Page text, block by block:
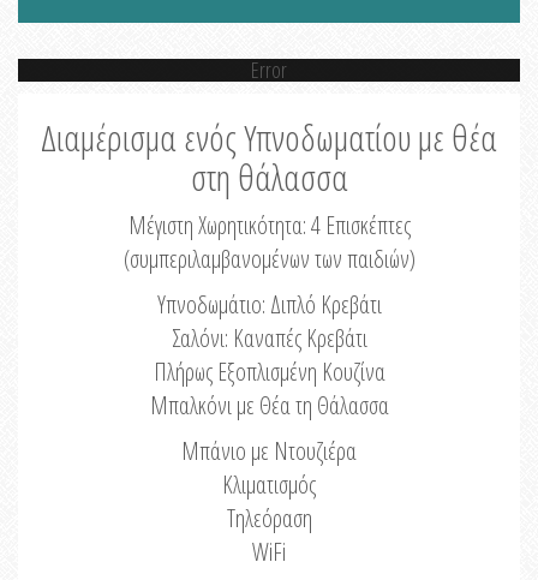
Error
Διαμέρισμα ενός Υπνοδωματίου με θέα
στη θάλασσα
Μέγιστη Χωρητικότητα: 4 Eπισκέπτες
(συμπεριλαμβανομένων των παιδιών)
Υπνοδωμάτιο: Διπλό Κρεβάτι
Σαλόνι: Καναπές Κρεβάτι
Πλήρως Εξοπλισμένη Κουζίνα
Μπαλκόνι με Θέα τη Θάλασσα
Μπάνιο με Ντουζιέρα
Κλιματισμός
Τηλεόραση
WiFi